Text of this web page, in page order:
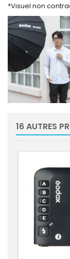
*Visuel non
16 AUTRES